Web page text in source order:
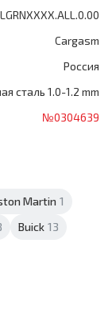
Cargasm
Россия
сталь 1.0-1.2 mm
№0304639
Martin 1
Buick 13